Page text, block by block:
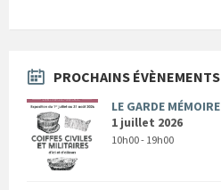
PROCHAINS ÉVÈNEMENTS
LE GARDE MÉMOIRE
1 juillet 2026
10h00 - 19h00